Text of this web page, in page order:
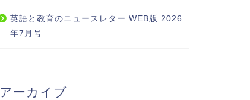
英語と教育のニュースレター WEB版 2026
年7月号
アーカイブ